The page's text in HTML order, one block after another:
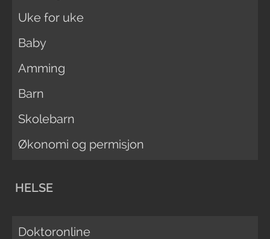
Uke for uke
Baby
Amming
Barn
Skolebarn
Økonomi og permisjon
HELSE
Doktoronline